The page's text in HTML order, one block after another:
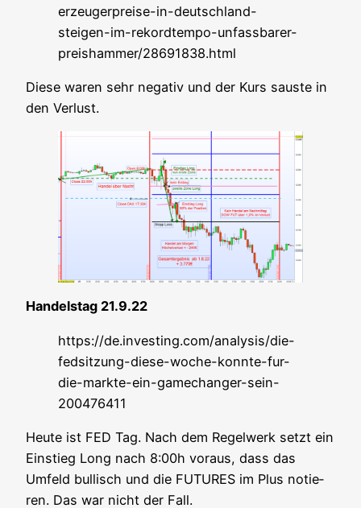
erzeugerpreise-in-deutschland-
steigen-im-rekordtempo-unfassbarer-
preishammer/28691838.html
Die­se waren sehr nega­tiv und der Kurs saus­te in
den Verlust.
Han­dels­tag 21.9.22
https://de.investing.com/analysis/die-
fedsitzung-diese-woche-konnte-fur-
die-markte-ein-gamechanger-sein-
200476411
Heu­te ist FED Tag. Nach dem Regel­werk setzt ein
Ein­stieg Long nach 8:00h vor­aus, dass das
Umfeld bul­lisch und die FUTURES im Plus notie­
ren. Das war nicht der Fall.